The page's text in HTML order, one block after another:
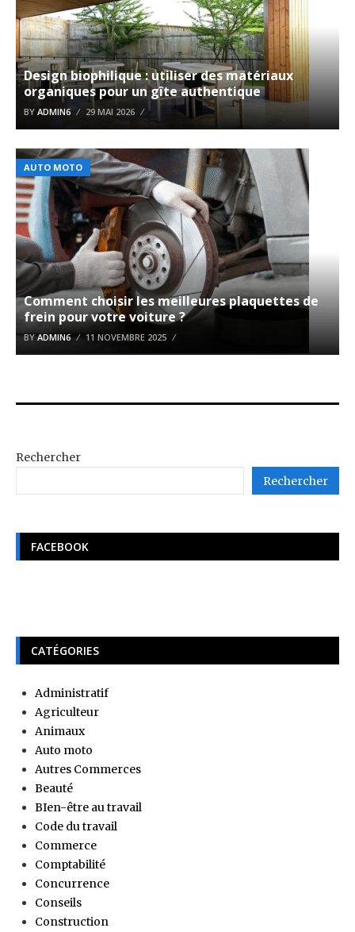
Design biophilique : utiliser des matériaux
organiques pour un gîte authentique
BY ADMIN6 29 MAI 2026
AUTO MOTO
Comment choisir les meilleures plaquettes de
frein pour votre voiture ?
BYADMIN6 11 NOVEMBRE 2025
Rechercher
Rechercher
FACEBOOK
CATÉGORIES
Administratif
Agriculteur
Animaux
Auto moto
Autres Commerces
Beauté
BIen-être au travail
Code du travail
Commerce
Comptabilité
Concurrence
Conseils
Construction